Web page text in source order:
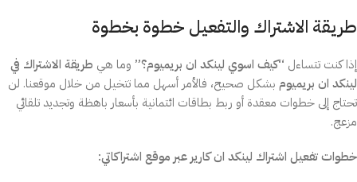
طريقة الاشتراك والتفعيل خطوة بخطوة
إذا كنت تتساءل “كيف اسوي لينكد ان بريميوم؟” وما هي طريقة الاشتراك في
لينكد ان بريميوم بشكل صحيح، فالأمر أسهل مما تتخيل من خلال موقعنا. لن
تحتاج إلى خطوات معقدة أو ربط بطاقات ائتمانية بأسعار باهظة وتجديد تلقائي
مزعج.
خطوات تفعيل اشتراك لينكد ان كارير عبر موقع اشتراكاتي: